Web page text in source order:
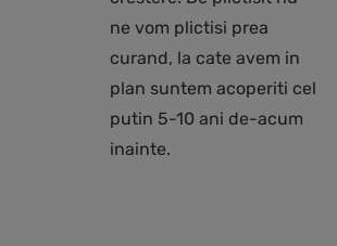
ne vom plictisi prea
curand, la cate avem in
plan suntem acoperiti cel
putin 5-10 ani de-acum
inainte.